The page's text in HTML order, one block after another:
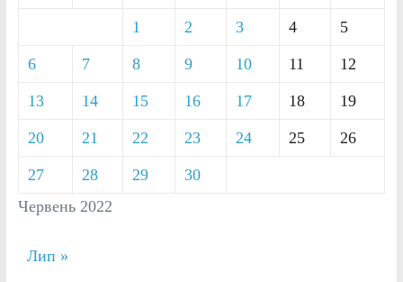
Червень 2022
1 2 3 4 5
6 7 8 9 10 11 12
13 14 15 16 17 18 19
20 21 22 23 24 25 26
27 28 29 30
Лип »